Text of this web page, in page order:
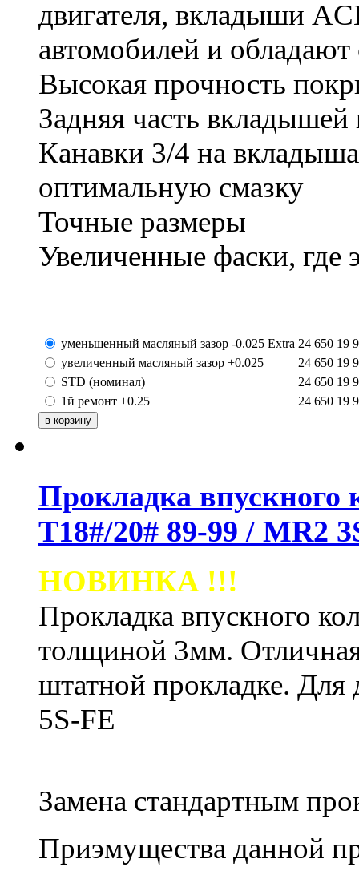
двигателя, вкладыши
автомобилей и
Высокая прочность
Задняя часть вкладышей
Канавки 3/4 на
оптимальную смазку
Точные размеры
Увеличенные фаски, где
уменьшенный масляный зазор -0.025 Extra 24 650 19
увеличенный масляный зазор +0.025
24 650 19
STD (номинал)
24 650 19
1й ремонт +0.25
24 650 19
Прокладка впускного
Т18#/20# 89-99 / MR2
НОВИНКА !!!
Прокладка впускного
толщиной 3мм.
штатной прокладке. Для
5S-FE
Замена стандартным
Приэмущества данной